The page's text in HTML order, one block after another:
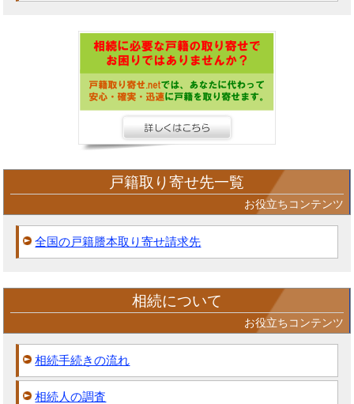
戸籍取り寄せ先一覧
お役立ちコンテンツ
全国の戸籍謄本取り寄せ請求先
相続について
お役立ちコンテンツ
相続手続きの流れ
相続人の調査